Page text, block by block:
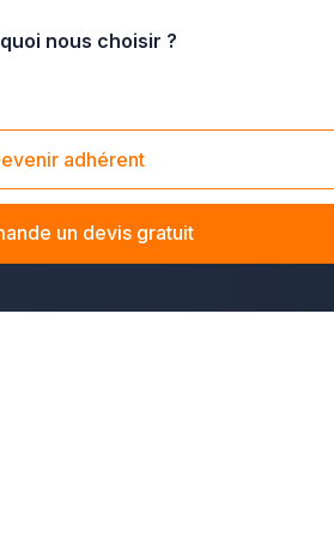
nous choisir ?
adhérent
un devis gratuit
Plus que pro vous met en
une VMC dans votre logement